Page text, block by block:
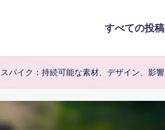
すべての投稿
パイク：持続可能な素材、デザイン、影響